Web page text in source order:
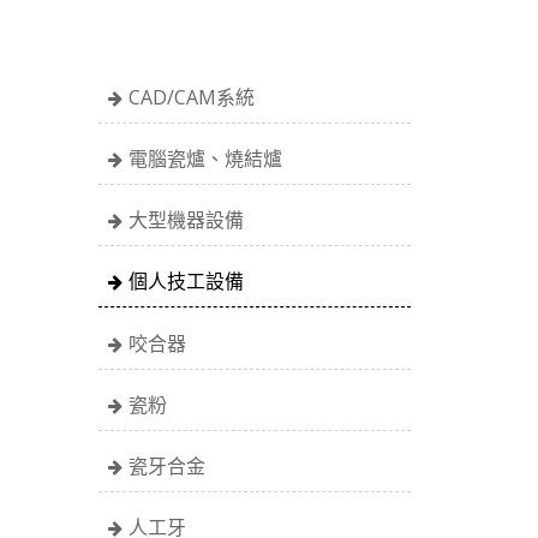
CAD/CAM系統
電腦瓷爐、燒結爐
大型機器設備
個人技工設備
咬合器
瓷粉
瓷牙合金
人工牙